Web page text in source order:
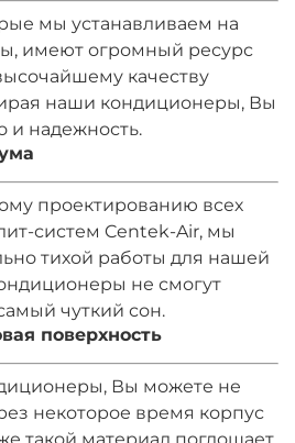
мы устанавливаем на
имеют огромный ресурс
качеству
наши кондиционеры, Вы
и надежность.
проектированию всех
систем Centek-Air, мы
тихой работы для нашей
не смогут
чуткий сон.
поверхность
Вы можете не
некоторое время корпус